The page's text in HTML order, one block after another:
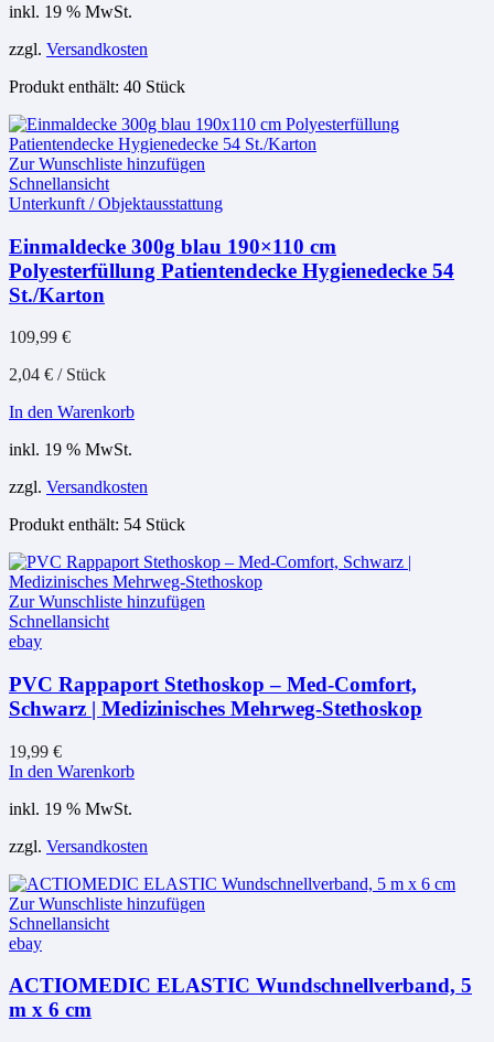
inkl. 19 % MwSt.
zzgl. Versandkosten
Produkt enthält: 40 Stück
Zur Wunschliste hinzufügen
Schnellansicht
Unterkunft / Objektausstattung
Einmaldecke 300g blau 190×110 cm
Polyesterfüllung Patientendecke Hygienedecke 54
St./Karton
109,99 €
2,04 € / Stück
In den Warenkorb
inkl. 19 % MwSt.
zzgl. Versandkosten
Produkt enthält: 54 Stück
Zur Wunschliste hinzufügen
Schnellansicht
ebay
PVC Rappaport Stethoskop – Med-Comfort,
Schwarz | Medizinisches Mehrweg-Stethoskop
19,99 €
In den Warenkorb
inkl. 19 % MwSt.
zzgl. Versandkosten
Zur Wunschliste hinzufügen
Schnellansicht
ebay
ACTIOMEDIC ELASTIC Wundschnellverband, 5
m x 6 cm